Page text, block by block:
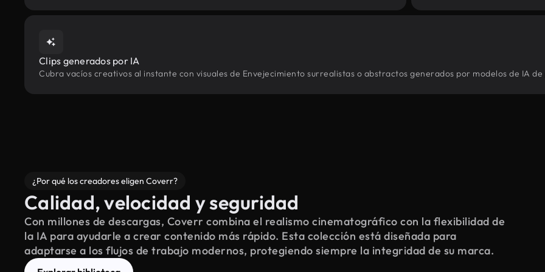
Clips generados por IA
Cubra vacíos creativos al instante con visuales de Envejecimiento surrealistas o abstractos generados por modelos de IA
¿Por qué los creadores eligen Coverr?
Calidad, velocidad y seguridad
Con millones de descargas, Coverr combina el realismo cinematográfico con la flexibilidad de
la IA para ayudarle a crear contenido más rápido. Esta colección está diseñada para
adaptarse a los flujos de trabajo modernos, protegiendo siempre la integridad de su marca.